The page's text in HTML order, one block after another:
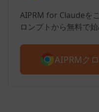
AIPRM for Claudeを
ロンプトから無料で始
AIPRMク